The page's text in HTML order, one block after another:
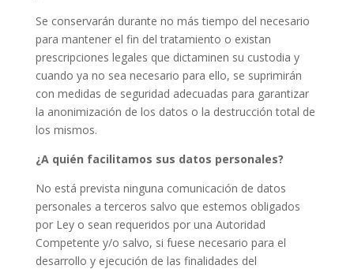
Se conservarán durante no más tiempo del necesario
para mantener el fin del tratamiento o existan
prescripciones legales que dictaminen su custodia y
cuando ya no sea necesario para ello, se suprimirán
con medidas de seguridad adecuadas para garantizar
la anonimización de los datos o la destrucción total de
los mismos.
¿A quién facilitamos sus datos personales?
No está prevista ninguna comunicación de datos
personales a terceros salvo que estemos obligados
por Ley o sean requeridos por una Autoridad
Competente y/o salvo, si fuese necesario para el
desarrollo y ejecución de las finalidades del